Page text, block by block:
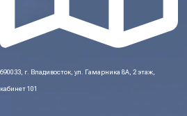
690033, г. Владивосток, ул. Гамарника 8А, 2 этаж,
кабинет 101